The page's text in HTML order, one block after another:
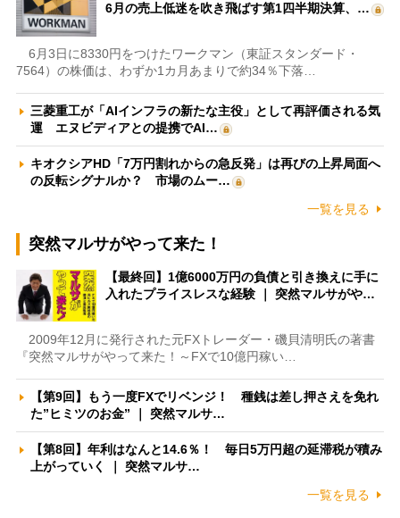
6月の売上低迷を吹き飛ばす第1四半期決算、…
6月3日に8330円をつけたワークマン（東証スタンダード・
7564）の株価は、わずか1カ月あまりで約34％下落…
三菱重工が「AIインフラの新たな主役」として再評価される気
運 エヌビディアとの提携でAI…
キオクシアHD「7万円割れからの急反発」は再びの上昇局面へ
の反転シグナルか？ 市場のムー…
一覧を見る
突然マルサがやって来た！
【最終回】1億6000万円の負債と引き換えに手に
入れたプライスレスな経験 ｜ 突然マルサがや…
2009年12月に発行された元FXトレーダー・磯貝清明氏の著書
『突然マルサがやって来た！～FXで10億円稼い…
【第9回】もう一度FXでリベンジ！ 種銭は差し押さえを免れ
た”ヒミツのお金” ｜ 突然マルサ…
【第8回】年利はなんと14.6％！ 毎日5万円超の延滞税が積み
上がっていく ｜ 突然マルサ…
一覧を見る